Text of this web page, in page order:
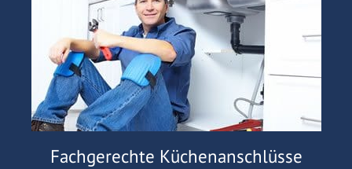
Fachgerechte Küchenanschlüsse